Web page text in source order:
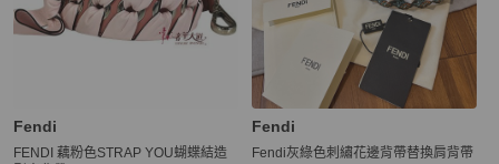
Fendi
FENDI 藕粉色STRAP YOU蝴蝶結造
Fendi
Fendi灰綠色刺繡花邊背帶替換肩背帶